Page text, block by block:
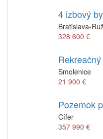
4 izbový
Bratislava-
328 600 €
Smolenice
21 900 €
Pozemok
Cífer
357 990 €